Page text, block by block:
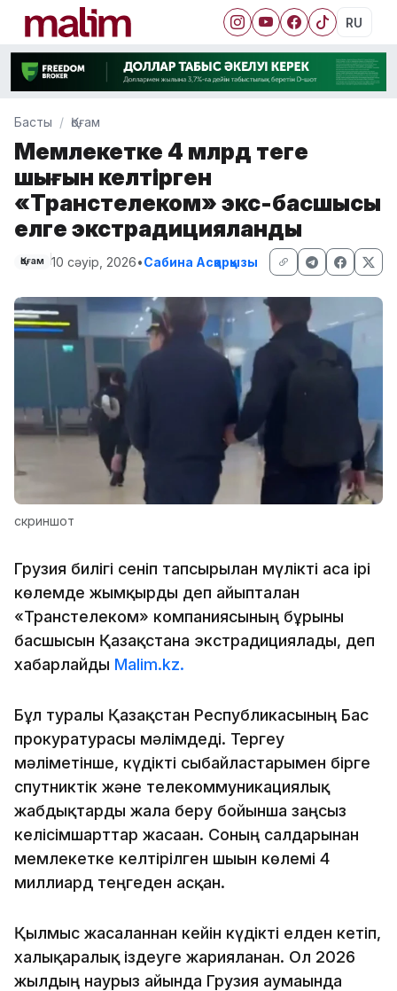
RU
Басты Қоғам
Мемлекетке 4 млрд теңге
шығын келтірген
«Транстелеком» экс-басшысы
елге экстрадицияланды
Қоғам 10 сәуір, 2026•Сабина Асқарқызы
скриншот
Грузия билігі сеніп тапсырылған мүлікті аса ірі
көлемде жымқырды деп айыпталған
«Транстелеком» компаниясының бұрынғы
басшысын Қазақстанға экстрадициялады, деп
хабарлайды Malim.kz.
Бұл туралы Қазақстан Республикасының Бас
прокуратурасы мәлімдеді. Тергеу
мәліметінше, күдікті сыбайластарымен бірге
спутниктік және телекоммуникациялық
жабдықтарды жалға беру бойынша заңсыз
келісімшарттар жасаған. Соның салдарынан
мемлекетке келтірілген шығын көлемі 4
миллиард теңгеден асқан.
Қылмыс жасалғаннан кейін күдікті елден кетіп,
халықаралық іздеуге жарияланған. Ол 2026
жылдың наурыз айында Грузия аумағында